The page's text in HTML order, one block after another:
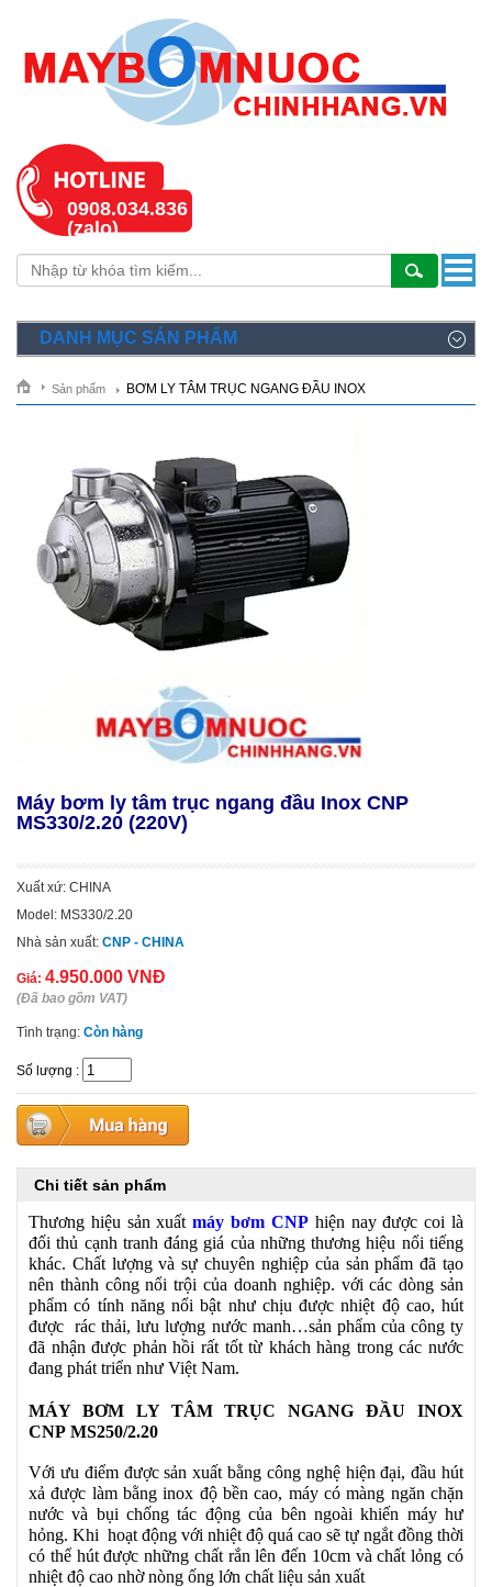
0908.034.836
(zalo)
DANH MỤC SẢN PHẨM
Sản phẩm BƠM LY TÂM TRỤC NGANG ĐẦU INOX
Máy bơm ly tâm trục ngang đầu Inox CNP
MS330/2.20 (220V)
Xuất xứ: CHINA
Model: MS330/2.20
Nhà sản xuất: CNP - CHINA
Giá: 4.950.000 VNĐ
(Đã bao gồm VAT)
Tình trạng: Còn hàng
Số lượng :
Chi tiết sản phẩm
Thương hiệu sản xuấtmáy bơm CNPhiện nay được coi là
đối thủ cạnh tranh đáng giá của những thương hiệu nổi tiếng
khác. Chất lượng và sự chuyên nghiệp của sản phẩm đã tạo
nên thành công nổi trội của doanh nghiệp. với các dòng sản
phẩm có tính năng nổi bật như chịu được nhiệt độ cao, hút
được rác thải, lưu lượng nước manh…sản phẩm của công ty
đã nhận được phản hồi rất tốt từ khách hàng trong các nước
đang phát triển như Việt Nam.
MÁY BƠM LY TÂM TRỤC NGANG ĐẦU INOX
CNP MS250/2.20
Với ưu điểm được sản xuất bằng công nghệ hiện đại, đầu hút
xả được làm bằng inox độ bền cao, máy có màng ngăn chặn
nước và bụi chống tác động của bên ngoài khiến máy hư
hỏng. Khi hoạt động với nhiệt độ quá cao sẽ tự ngắt đồng thời
có thể hút được những chất rắn lên đến 10cm và chất lỏng có
nhiệt độ cao nhờ nòng ống lớn chất liệu sản xuất